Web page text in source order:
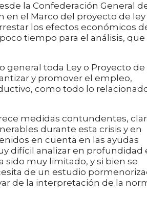
Confederación General
en el Marco del proyecto de ley
los efectos económicos
tiempo para el análisis, que
toda Ley o Proyecto de
y promover el empleo,
como todo lo
contundentes,
durante esta crisis y en
en cuenta en las ayudas
difícil analizar en profundidad
sido muy limitado, y si bien se
de un estudio
de la interpretación de la